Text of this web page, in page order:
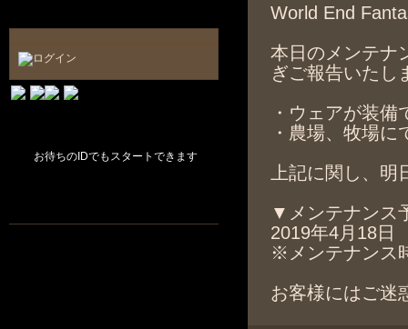
お待ちのIDでもスタートできます
World End
本日のメンテナ
ぎご報告いたし
・ウェアが装備
・農場、牧場
上記に関し、
▼メンテナンス
2019年4月18日
※メンテナンス
お客様にはご迷